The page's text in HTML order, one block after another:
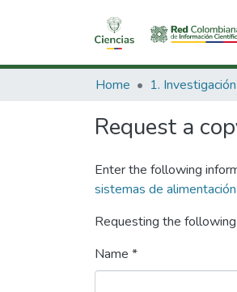
Home
Request a
Enter the following
sistemas de
Requesting the
Name *